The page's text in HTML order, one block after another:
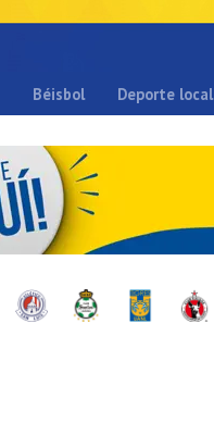
Béisbol Deporte local